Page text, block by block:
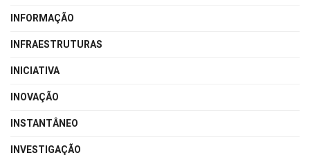
INFORMAÇÃO
INFRAESTRUTURAS
INICIATIVA
INOVAÇÃO
INSTANTÂNEO
INVESTIGAÇÃO